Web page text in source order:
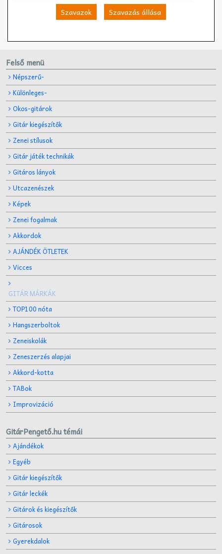
Szavazok Szavazás állása
Felső menü
Népszerű-
Különleges-
Okos-gitárok
Gitár kiegészítők
Zenei stílusok
Gitár játék technikák
Gitáros lányok
Utcazenészek
Képek
Zenei fogalmak
Akkordok
AJÁNDÉK ÖTLETEK
Vicces
GITÁR MÁRKÁK
TOP100 nóta
Hangszerboltok
Zeneiskolák
Zeneszerzés alapjai
Akkord-kotta
TABok
Improvizáció
GitárPengető.hu témái
Ajándékok
Egyéb
Gitár kiegészítők
Gitár leckék
Gitárok és kiegészítők
Gitárosok
Gyerekdalok